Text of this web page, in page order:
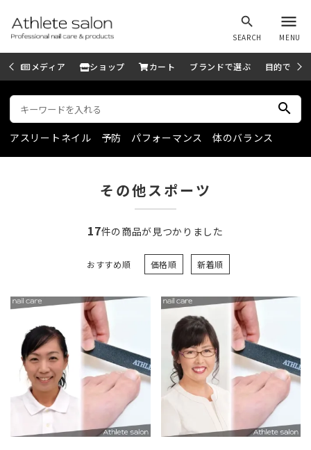
search
SEARCH
menu
MENU
メディア ショップ カート ブランドで選ぶ 目的で選ぶ
search
アスリートネイル 予防 パフォーマンス 体のバランス
その他スポーツ
17件の商品が見つかりました
おすすめ順 価格順 新着順